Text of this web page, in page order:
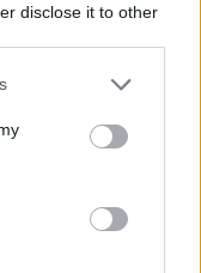
disclose it to other